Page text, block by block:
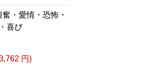
・愛情・恐怖・
喜び
円)